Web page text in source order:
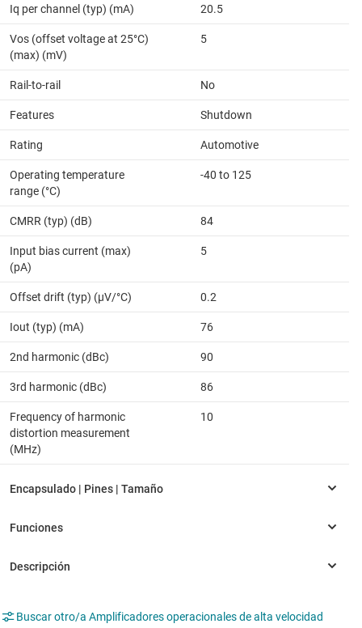
Iq per channel (typ) (mA) 20.5
Vos (offset voltage at 25°C)
(max) (mV)
5
Rail-to-rail No
Features Shutdown
Rating Automotive
Operating temperature
range (°C)
-40 to 125
CMRR (typ) (dB) 84
Input bias current (max)
(pA)
5
Offset drift (typ) (µV/°C) 0.2
Iout (typ) (mA) 76
2nd harmonic (dBc) 90
3rd harmonic (dBc) 86
Frequency of harmonic
distortion measurement
(MHz)
10
Buscar otro/a Amplificadores operacionales de alta velocidad